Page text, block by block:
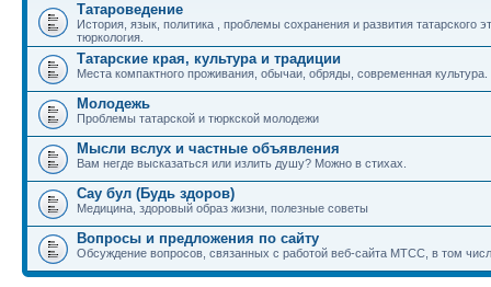
Татароведение
История, язык, политика , проблемы сохранения и развития татарского
тюркология.
Татарские края, культура и традиции
Места компактного проживания, обычаи, обряды, современная культура.
Молодежь
Проблемы татарской и тюркской молодежи
Мысли вслух и частные объявления
Вам негде высказаться или излить душу? Можно в стихах.
Сау бул (Будь здоров)
Медицина, здоровый образ жизни, полезные советы
Вопросы и предложения по сайту
Обсуждение вопросов, связанных с работой веб-сайта МТСС, в том